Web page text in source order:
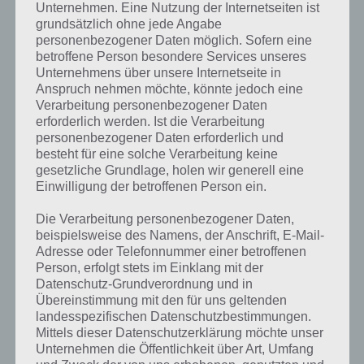
unsere Komplettlösung jedoch trotzdem zu jedem Sachverhalt die
entsprechenden Antworten findest!
Weitere Lösungen zu 94%
gesucht? Schaue inunsere
Komplettlösung zur App! Dort
kannst du mit der Suche
schnell die Antworten und
Lösungen der über 300 Level
finden!
Du findest Lösungen auch ohne unsere Hilfe, indem du in der App
Münzen einsetzt. Da diese jedoch begrenzt sind, hast du hier stets
die Möglichkeit alle Antworten zu finden!
Unternehmen. Eine Nutzung der Internetseiten ist
grundsätzlich ohne jede Angabe
personenbezogener Daten möglich. Sofern eine
betroffene Person besondere Services unseres
Unternehmens über unsere Internetseite in
Anspruch nehmen möchte, könnte jedoch eine
Verarbeitung personenbezogener Daten
erforderlich werden. Ist die Verarbeitung
personenbezogener Daten erforderlich und
besteht für eine solche Verarbeitung keine
gesetzliche Grundlage, holen wir generell eine
Einwilligung der betroffenen Person ein.
Die Verarbeitung personenbezogener Daten,
beispielsweise des Namens, der Anschrift, E-Mail-
Adresse oder Telefonnummer einer betroffenen
Person, erfolgt stets im Einklang mit der
Datenschutz-Grundverordnung und in
Übereinstimmung mit den für uns geltenden
landesspezifischen Datenschutzbestimmungen.
Mittels dieser Datenschutzerklärung möchte unser
Unternehmen die Öffentlichkeit über Art, Umfang